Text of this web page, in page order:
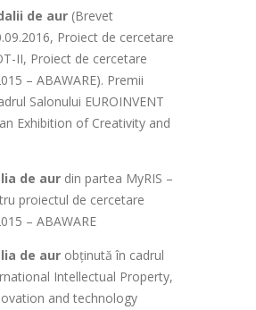
de aur (Brevet
Proiect de cercetare
II, Proiect de cercetare
– ABAWARE). Premii
Salonului EUROINVENT
Exhibition of Creativity and
de aur din partea MyRIS –
proiectul de cercetare
– ABAWARE
de aur obținută în cadrul
Intellectual Property,
and technology